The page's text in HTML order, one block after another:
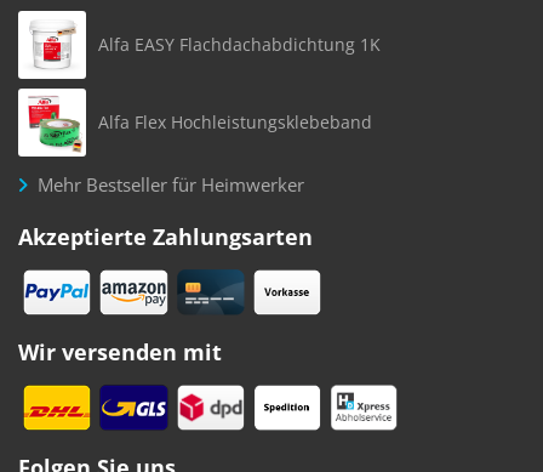
Alfa EASY Flachdachabdichtung 1K
Alfa Flex Hochleistungsklebeband
Mehr Bestseller für Heimwerker
Akzeptierte Zahlungsarten
Wir versenden mit